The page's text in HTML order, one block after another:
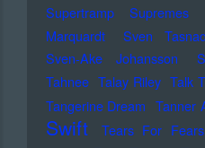
Supertramp
Supremes
Marquardt
Sven
Sven-Ake Johansson
Tahnee Talay Riley Talk
Tangerine Dream Tanner
Swift
Tears For Fears